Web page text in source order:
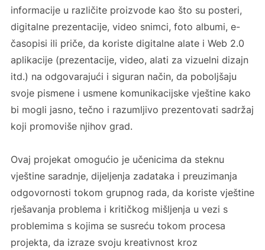
informacije u različite proizvode kao što su posteri,
digitalne prezentacije, video snimci, foto albumi, e-
časopisi ili priče, da koriste digitalne alate i Web 2.0
aplikacije (prezentacije, video, alati za vizuelni dizajn
itd.) na odgovarajući i siguran način, da poboljšaju
svoje pismene i usmene komunikacijske vještine kako
bi mogli jasno, tečno i razumljivo prezentovati sadržaj
koji promoviše njihov grad.
Ovaj projekat omogućio je učenicima da steknu
vještine saradnje, dijeljenja zadataka i preuzimanja
odgovornosti tokom grupnog rada, da koriste vještine
rješavanja problema i kritičkog mišljenja u vezi s
problemima s kojima se susreću tokom procesa
projekta, da izraze svoju kreativnost kroz